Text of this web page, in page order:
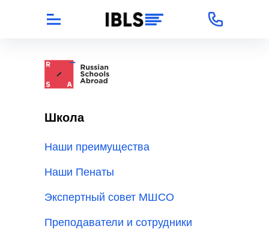
Школа
Наши преимущества
Наши Пенаты
Экспертный совет МШСО
Преподаватели и сотрудники